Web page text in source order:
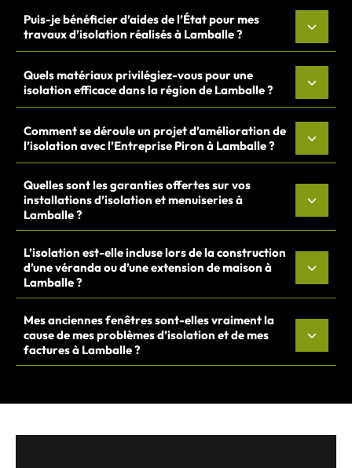
Puis-je bénéficier d’aides de l’État pour mes
travaux d’isolation réalisés à Lamballe ?
Quels matériaux privilégiez-vous pour une
isolation efficace dans la région de Lamballe ?
Comment se déroule un projet d’amélioration de
l’isolation avec l’Entreprise Piron à Lamballe ?
Quelles sont les garanties offertes sur vos
installations d’isolation et menuiseries à
Lamballe ?
L’isolation est-elle incluse lors de la construction
d’une véranda ou d’une extension de maison à
Lamballe ?
Mes anciennes fenêtres sont-elles vraiment la
cause de mes problèmes d’isolation et de mes
factures à Lamballe ?